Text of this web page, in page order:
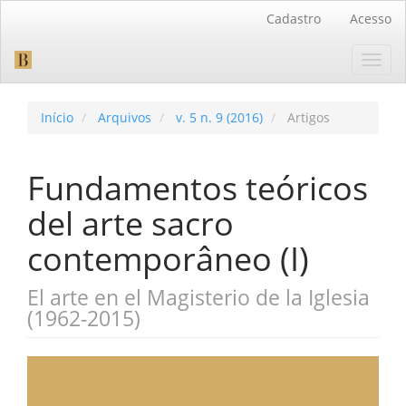
Barra
Cadastro Acesso
Início Arquivos v. 5 n. 9 (2016) Artigos
Fundamentos teóricos
del arte sacro
contemporâneo (I)
El arte en el Magisterio de la Iglesia
(1962-2015)